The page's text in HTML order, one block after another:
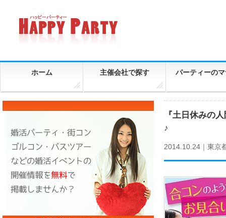
ホーム 主催会社で探す パーティーの
『土日休みの
♪
2014.10.24｜ 東京